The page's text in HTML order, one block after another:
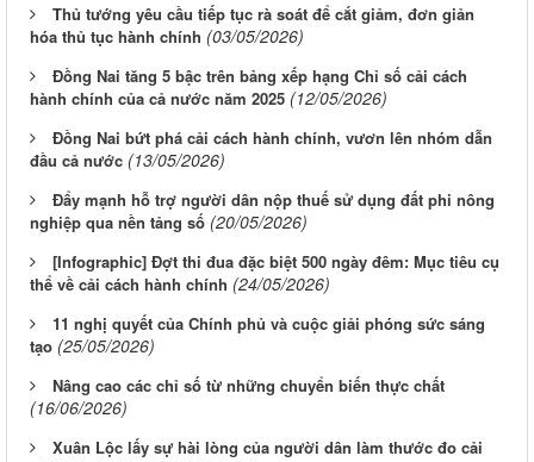
Thủ tướng yêu cầu tiếp tục rà soát để cắt giảm, đơn giản
hóa thủ tục hành chính (03/05/2026)
Đồng Nai tăng 5 bậc trên bảng xếp hạng Chỉ số cải cách
hành chính của cả nước năm 2025 (12/05/2026)
Đồng Nai bứt phá cải cách hành chính, vươn lên nhóm dẫn
đầu cả nước (13/05/2026)
Đẩy mạnh hỗ trợ người dân nộp thuế sử dụng đất phi nông
nghiệp qua nền tảng số (20/05/2026)
[Infographic] Đợt thi đua đặc biệt 500 ngày đêm: Mục tiêu cụ
thể về cải cách hành chính (24/05/2026)
11 nghị quyết của Chính phủ và cuộc giải phóng sức sáng
tạo (25/05/2026)
Nâng cao các chỉ số từ những chuyển biến thực chất
(16/06/2026)
Xuân Lộc lấy sự hài lòng của người dân làm thước đo cải